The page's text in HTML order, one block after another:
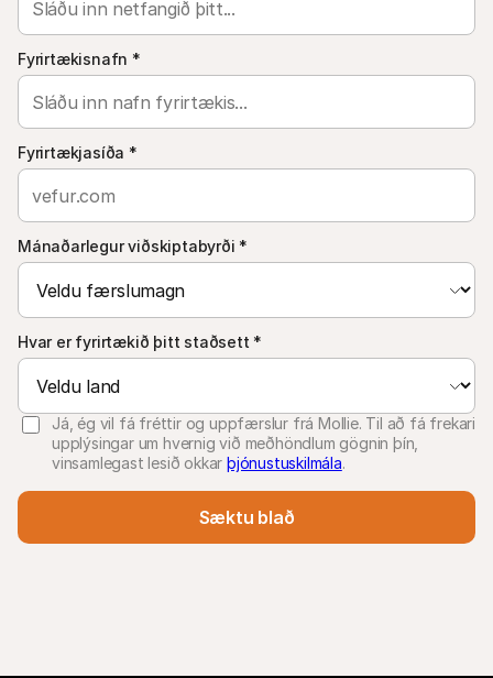
Fyrirtækisnafn *
Fyrirtækjasíða *
Mánaðarlegur viðskiptabyrði *
Hvar er fyrirtækið þitt staðsett *
Já, ég vil fá fréttir og uppfærslur frá Mollie. Til að fá frekari
upplýsingar um hvernig við meðhöndlum gögnin þín,
vinsamlegast lesið okkar þjónustuskilmála.
Sæktu blað